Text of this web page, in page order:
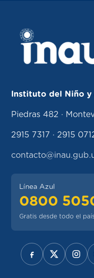
Instituto del Niño y
Piedras 482 ·
2915 7317 · 2915
Línea Azul
0800
Gratis desde todo el
REDES SOCIALES